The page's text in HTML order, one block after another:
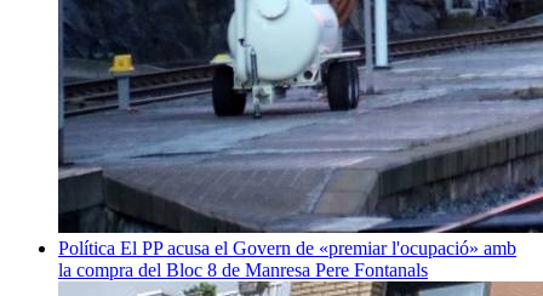
Política El PP acusa el Govern de «premiar l'ocupació» amb
la compra del Bloc 8 de Manresa Pere Fontanals